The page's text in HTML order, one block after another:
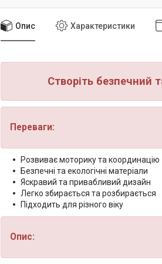
Опис Характеристики
Створіть безпечний
Переваги:
Розвиває моторику та координацію
Безпечні та екологічні матеріали
Яскравий та привабливий дизайн
Легко збирається та розбирається
Підходить для різного віку
Опис: